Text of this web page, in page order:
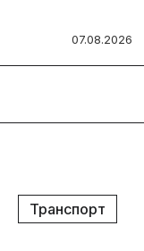
07.08.2026
Транспорт